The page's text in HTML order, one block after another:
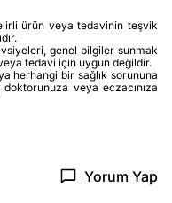
ürün veya tedavinin teşvik
genel bilgiler sunmak
tedavi için uygun değildir.
herhangi bir sağlık sorununa
veya eczacınıza
Yorum Yap